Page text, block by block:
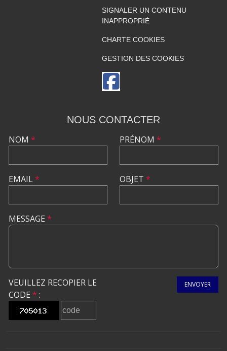
SIGNALER UN CONTENU
INAPPROPRIÉ
CHARTE COOKIES
GESTION DES COOKIES
NOUS CONTACTER
NOM *
EMAIL*
PRÉNOM *
OBJET *
MESSAGE *
VEUILLEZ RECOPIER LE
CODE * :
ENVOYER